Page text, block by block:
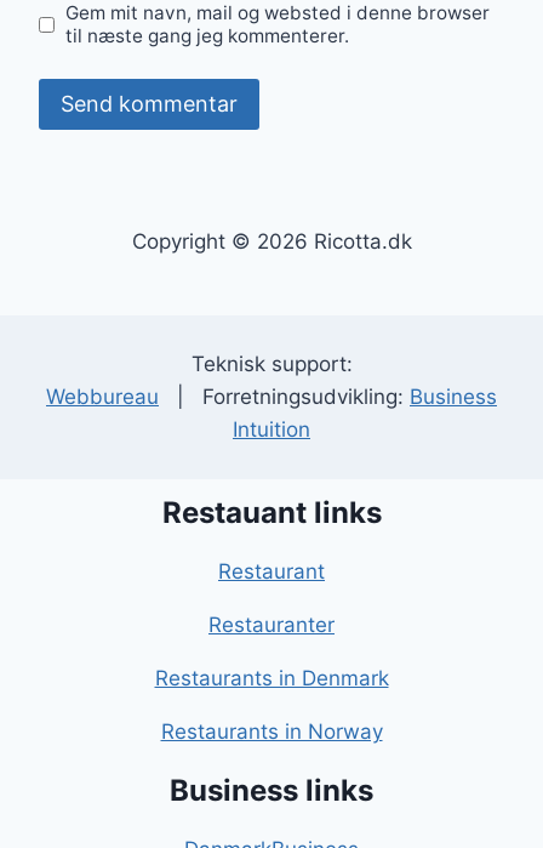
Gem mit navn, mail og websted i denne browser
til næste gang jeg kommenterer.
Copyright © 2026 Ricotta.dk
Teknisk support:
Webbureau | Forretningsudvikling: Business
Intuition
Restauant links
Restaurant
Restauranter
Restaurants in Denmark
Restaurants in Norway
Business links